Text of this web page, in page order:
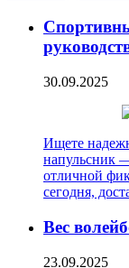
30.09.2025
Ищете
напульсник
отличной
сегодня,
Вес
23.09.2025